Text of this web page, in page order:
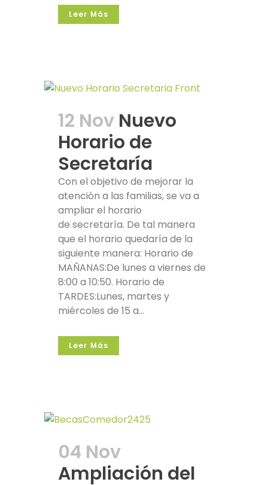
Leer Más
12 Nov Nuevo
Horario de
Secretaría
Con el objetivo de mejorar la
atención a las familias, se va a
ampliar el horario
de secretaría. De tal manera
que el horario quedaría de la
siguiente manera: Horario de
MAÑANAS:De lunes a viernes de
8:00 a 10:50. Horario de
TARDES:Lunes, martes y
miércoles de 15 a...
Leer Más
04 Nov
Ampliación del